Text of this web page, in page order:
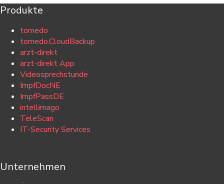
Produkte
tomedo
tomedo.CloudBackup
arzt-direkt
arzt-direkt App
Videosprechstunde
ImpfDocNE
ImpfPassDE
intellimago
TeleScan
IT-Security Services
Unternehmen